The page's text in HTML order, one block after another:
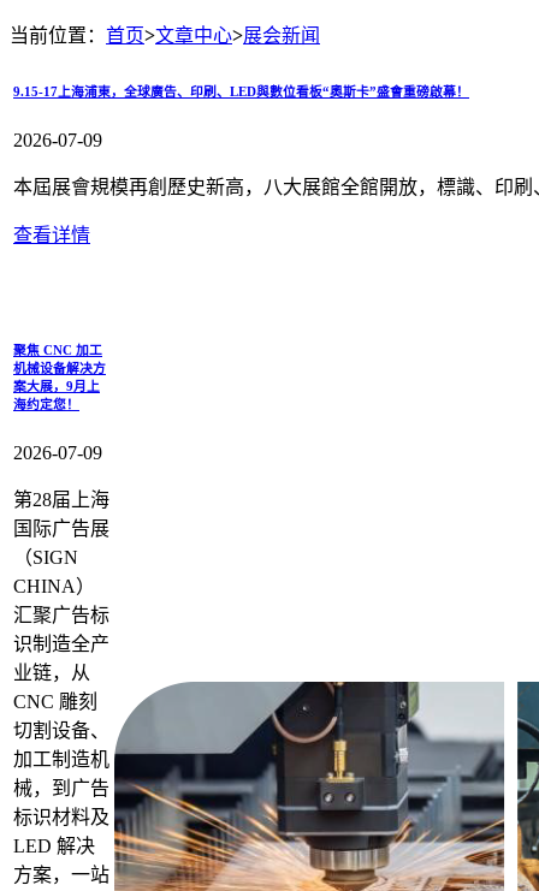
当前位置： 首页>文章中心>展会新闻
9.15-17上海浦東，全球廣告、印刷、LED與數位看板“奧斯卡”盛會重磅啟幕！
2026-07-09
本屆展會規模再創歷史新高，八大展館全館開放，標識、印
查看详情
聚焦 CNC 加工
机械设备解决方
案大展，9月上
海约定您！
2026-07-09
第28届上海
国际广告展
（SIGN
CHINA）
汇聚广告标
识制造全产
业链，从
CNC 雕刻
切割设备、
加工制造机
械，到广告
标识材料及
LED 解决
方案，一站